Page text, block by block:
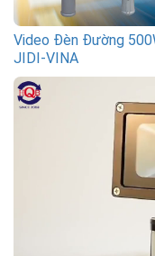
Video Đèn Đường
JIDI-VINA